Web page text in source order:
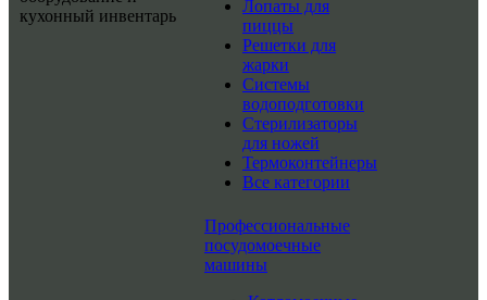
Лопаты для
пиццы
Решетки для
жарки
Системы
водоподготовки
Стерилизаторы
для ножей
Термоконтейнеры
Все категории
Профессиональные
посудомоечные
машины